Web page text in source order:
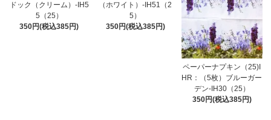
ドック（クリーム）-IH5
5（25）
350円(税込385円)
（ホワイト）-IH51（2
5）
350円(税込385円)
ペーパーナプキン（25)I
HR：（5枚）ブルーガー
デン-IH30（25）
350円(税込385円)